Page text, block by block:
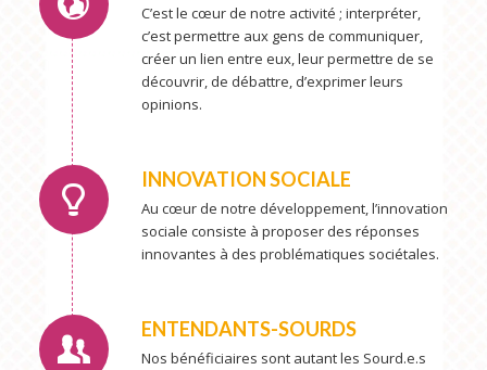
C’est le cœur de notre activité ; interpréter,
c’est permettre aux gens de communiquer,
créer un lien entre eux, leur permettre de se
découvrir, de débattre, d’exprimer leurs
opinions.
INNOVATION SOCIALE
Au cœur de notre développement, l’innovation
sociale consiste à proposer des réponses
innovantes à des problématiques sociétales.
ENTENDANTS-SOURDS
Nos bénéficiaires sont autant les Sourd.e.s